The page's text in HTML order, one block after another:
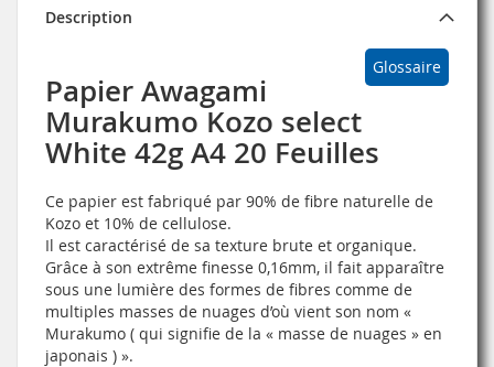
Description
Glossaire
Papier Awagami
Murakumo Kozo select
White 42g A4 20 Feuilles
Ce papier est fabriqué par 90% de fibre naturelle de
Kozo et 10% de cellulose.
Il est caractérisé de sa texture brute et organique.
Grâce à son extrême finesse 0,16mm, il fait apparaître
sous une lumière des formes de fibres comme de
multiples masses de nuages d’où vient son nom «
Murakumo ( qui signifie de la « masse de nuages » en
japonais ) ».